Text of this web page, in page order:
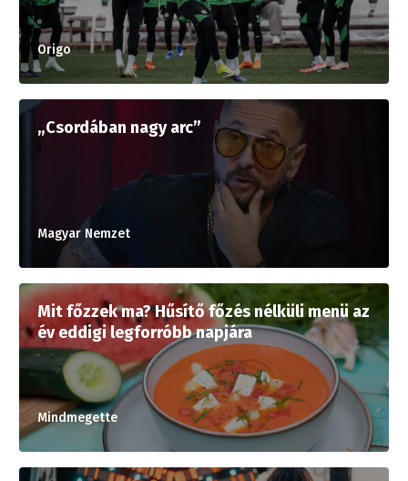
Origo
„Csordában nagy arc”
Magyar Nemzet
Mit főzzek ma? Hűsítő főzés nélküli menü az
év eddigi legforróbb napjára
Mindmegette